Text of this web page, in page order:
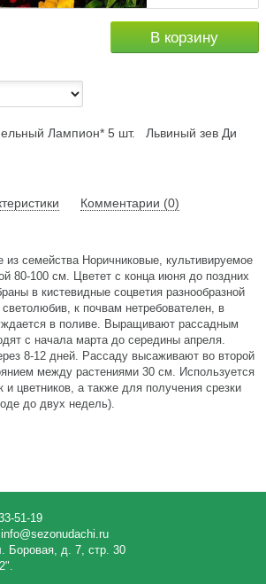
В корзину
Лампион* 5 шт.
Львиный зев Ди
Комментарии (0)
из семейства Норичниковые, культивируемое
80-100 см. Цветет с конца июня до поздних
в кистевидные соцветия разнообразной
к почвам нетребователен, в
в поливе. Выращивают рассадным
с начала марта до середины апреля.
8-12 дней. Рассаду высаживают во второй
между растениями 30 см. Используется
и цветников, а также для получения срезки
до двух недель).
51-19
info@sezonudachi.ru
Боровая, д. 7, стр. 30